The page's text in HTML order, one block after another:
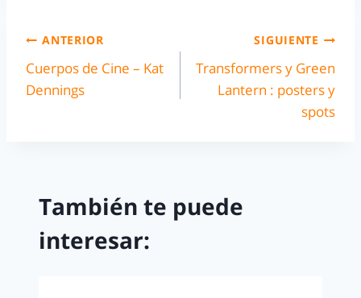
ANTERIOR
Cuerpos de Cine – Kat
Dennings
SIGUIENTE
Transformers y Green
Lantern : posters y
spots
También te puede
interesar: